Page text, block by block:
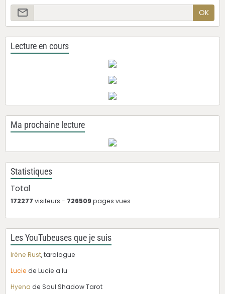
OK
Lecture en cours
Ma prochaine lecture
Statistiques
Total
172277 visiteurs - 726509 pages vues
Les YouTubeuses que je suis
Irène Rust, tarologue
Lucie de Lucie a lu
Hyena de Soul Shadow Tarot